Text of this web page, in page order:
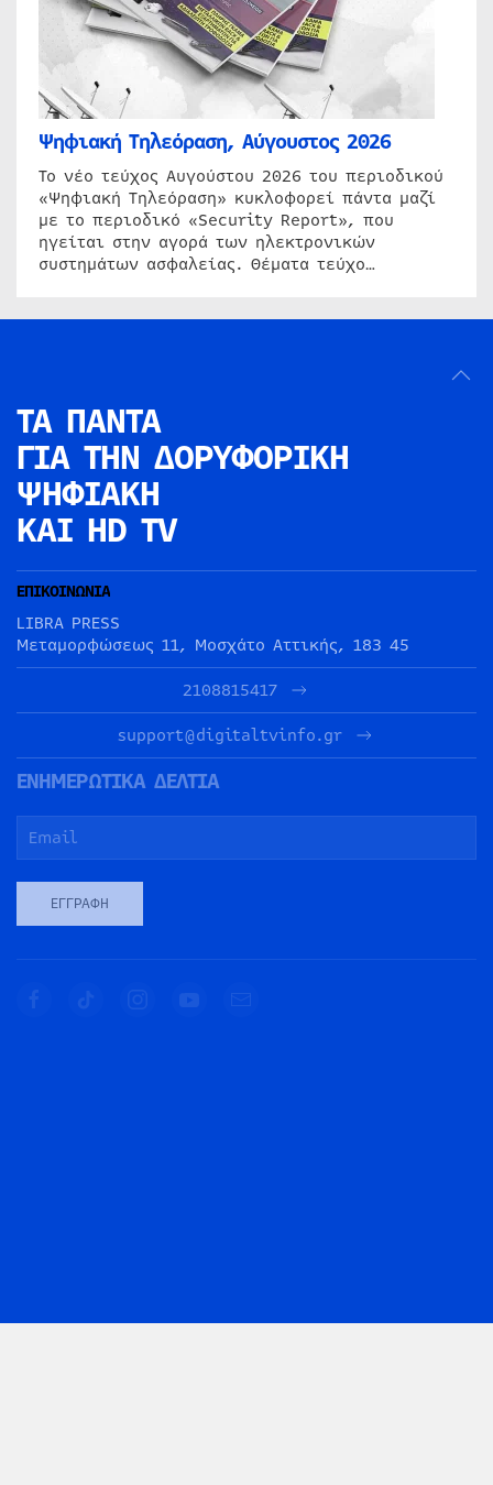
Ψηφιακή Τηλεόραση, Αύγουστος 2026
Το νέο τεύχος Αυγούστου 2026 του περιοδικού
«Ψηφιακή Τηλεόραση» κυκλοφορεί πάντα μαζί
με το περιοδικό «Security Report», που
ηγείται στην αγορά των ηλεκτρονικών
συστημάτων ασφαλείας. Θέματα τεύχο…
ΤΑ ΠΑΝΤΑ
ΓΙΑ ΤΗΝ ΔΟΡΥΦΟΡΙΚΗ
ΨΗΦΙΑΚΗ
ΚΑΙ HD TV
ΕΠΙΚΟΙΝΩΝΙΑ
LIBRA PRESS
Μεταμορφώσεως 11, Μοσχάτο Αττικής, 183 45
2108815417
support@digitaltvinfo.gr
ΕΝΗΜΕΡΩΤΙΚΑ ΔΕΛΤΙΑ
ΕΓΓΡΑΦΉ